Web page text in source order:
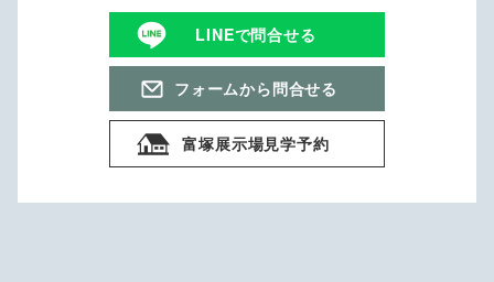
LINEで問合せる
フォームから問合せる
富塚展示場見学予約